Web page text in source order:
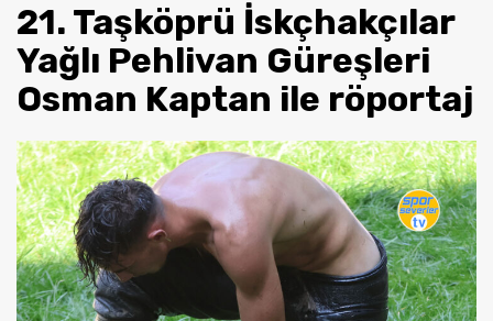
21. Taşköprü İskçhakçılar
Yağlı Pehlivan Güreşleri
Osman Kaptan ile röportaj